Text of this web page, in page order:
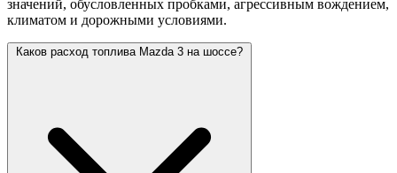
значений, обусловленных пробками, агрессивным вождением,
климатом и дорожными условиями.
Каков расход топлива Mazda 3 на шоссе?